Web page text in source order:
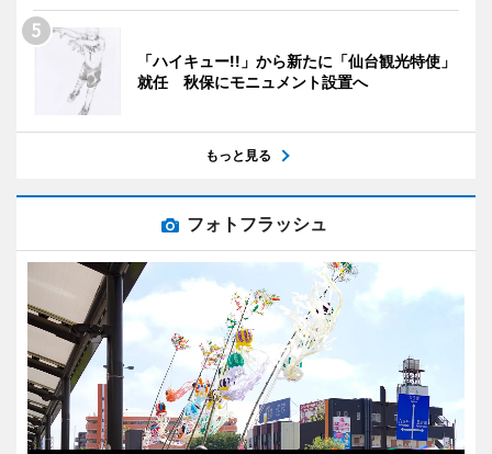
「ハイキュー!!」から新たに「仙台観光特使」
就任 秋保にモニュメント設置へ
もっと見る
フォトフラッシュ